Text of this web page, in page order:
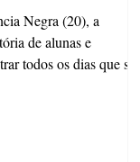
Negra (20), a
de alunas e
todos os dias que seus